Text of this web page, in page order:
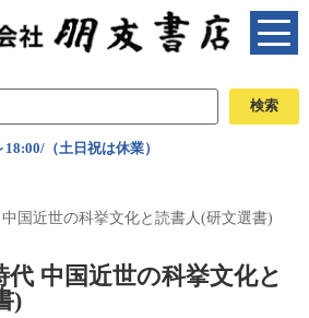
18:00/（土日祝は休業）
国近世の科挙文化と読書人(研文選書)
中国近世の科挙文化と
)